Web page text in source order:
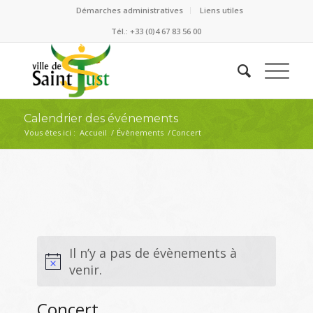
Démarches administratives
Liens utiles
Tél.: +33 (0)4 67 83 56 00
Calendrier des événements
Vous êtes ici : Accueil / Évènements /Concert
Il n’y a pas de évènements à
venir.